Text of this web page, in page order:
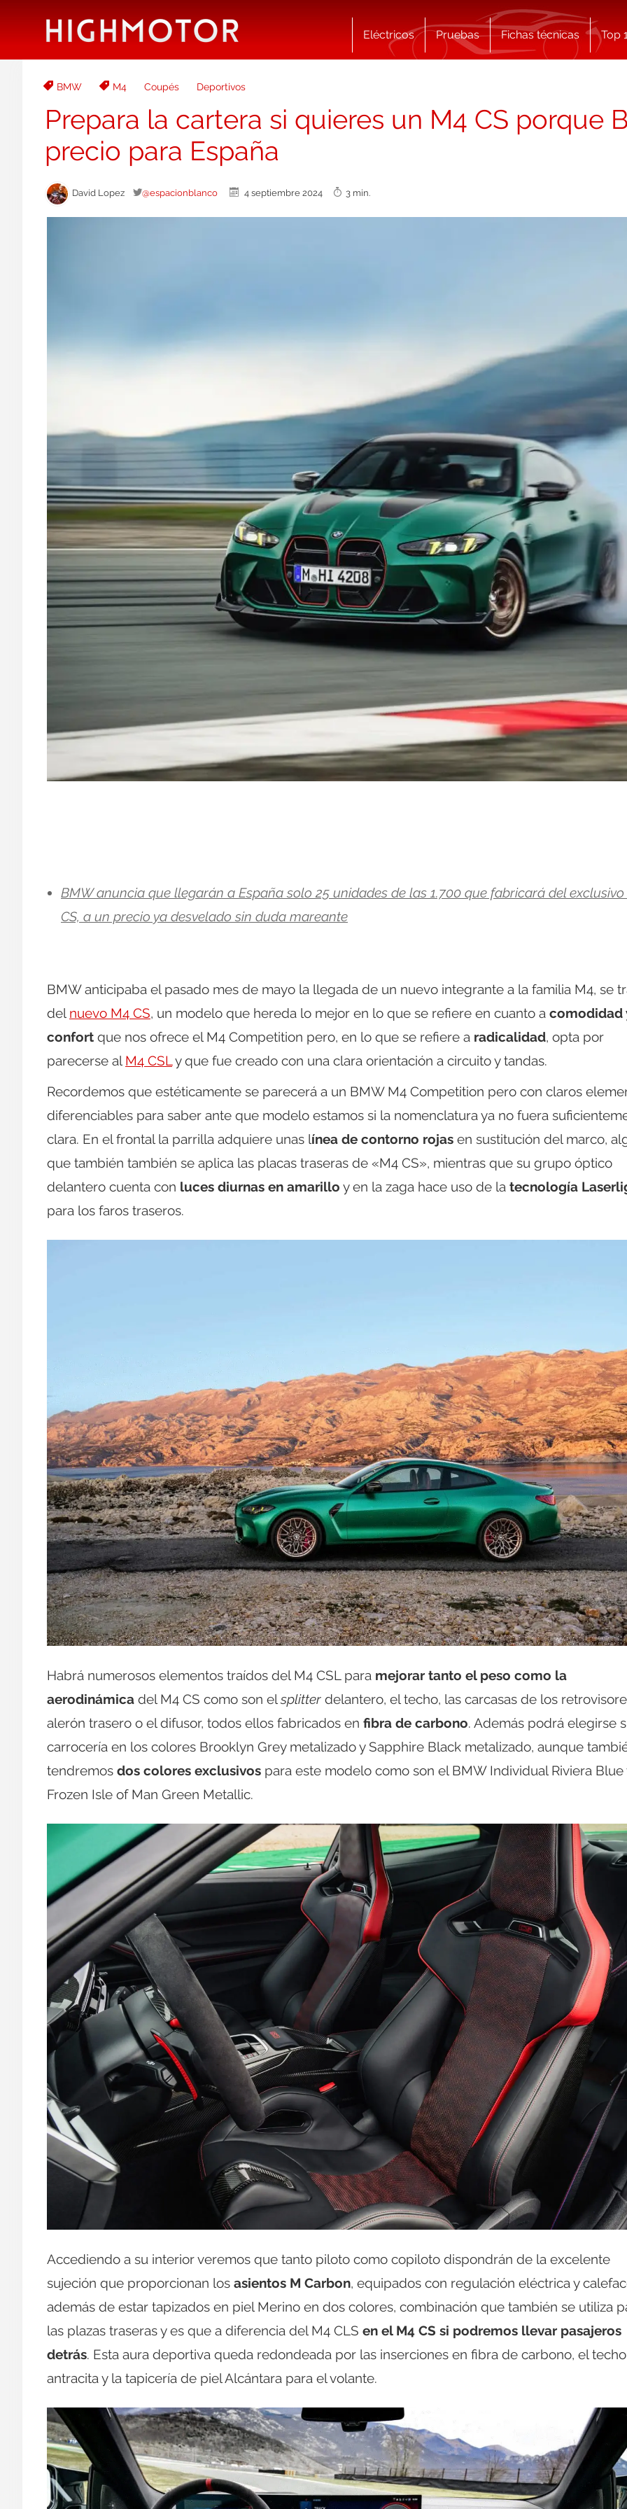
Eléctricos Pruebas Fichas técnicas Top
BMW M4 Coupés Deportivos
Prepara la cartera si quieres un M4 CS porque
precio para España
David Lopez @espacionblanco 4 septiembre 2024 3 min.
BMW anuncia que llegarán a España solo 25 unidades de las 1.700 que fabricará del exclusivo
CS, a un precio ya desvelado sin duda mareante
BMW anticipaba el pasado mes de mayo la llegada de un nuevo integrante a la familia M4, se
del nuevo M4 CS, un modelo que hereda lo mejor en lo que se refiere en cuanto a comodidad
confort que nos ofrece el M4 Competition pero, en lo que se refiere a radicalidad, opta por
parecerse al M4 CSLy que fue creado con una clara orientación a circuito y tandas.
Recordemos que estéticamente se parecerá a un BMW M4 Competition pero con claros
diferenciables para saber ante que modelo estamos si la nomenclatura ya no fuera
clara. En el frontal la parrilla adquiere unas línea de contorno rojas en sustitución del marco,
que también también se aplica las placas traseras de «M4 CS», mientras que su grupo óptico
delantero cuenta con luces diurnas en amarillo y en la zaga hace uso de la tecnología
para los faros traseros.
Habrá numerosos elementos traídos del M4 CSL para mejorar tanto el peso como la
aerodinámica del M4 CS como son elsplitter delantero, el techo, las carcasas de los
alerón trasero o el difusor, todos ellos fabricados en fibra de carbono. Además podrá elegirse
carrocería en los colores Brooklyn Grey metalizado y Sapphire Black metalizado, aunque
tendremos dos colores exclusivos para este modelo como son el BMW Individual Riviera Blue
Frozen Isle of Man Green Metallic.
Accediendo a su interior veremos que tanto piloto como copiloto dispondrán de la excelente
sujeción que proporcionan los asientos M Carbon, equipados con regulación eléctrica y
además de estar tapizados en piel Merino en dos colores, combinación que también se utiliza
las plazas traseras y es que a diferencia del M4 CLS en el M4 CS si podremos llevar pasajeros
detrás. Esta aura deportiva queda redondeada por las inserciones en fibra de carbono, el
antracita y la tapicería de piel Alcántara para el volante.